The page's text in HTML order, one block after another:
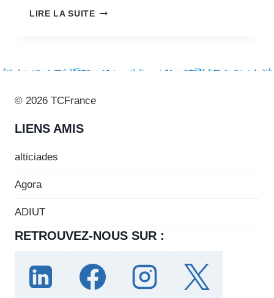
LIRE LA SUITEALTICIADES
© 2026 TCFrance
LIENS AMIS
alticiades
Agora
ADIUT
RETROUVEZ-NOUS SUR :